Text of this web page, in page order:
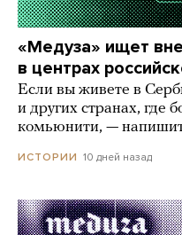
«Медуза» ищет
в центрах
Если вы живете в
и других странах, где
комьюнити, —
ИСТОРИИ 10 дней назад